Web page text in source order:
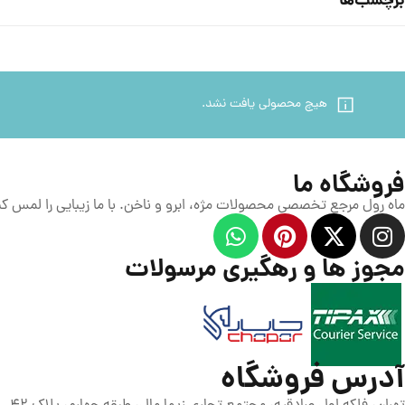
هیچ محصولی یافت نشد.
فروشگاه ما
ماه رول مرجع تخصصی محصولات مژه، ابرو و ناخن. با ما زیبایی را لمس
مجوز ها و رهگیری مرسولات
آدرس فروشگاه